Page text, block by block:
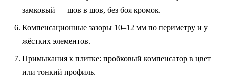
замковый — шов в шов, без боя кромок.
Компенсационные зазоры 10–12 мм по периметру и у
жёстких элементов.
Примыкания к плитке: пробковый компенсатор в цвет
или тонкий профиль.